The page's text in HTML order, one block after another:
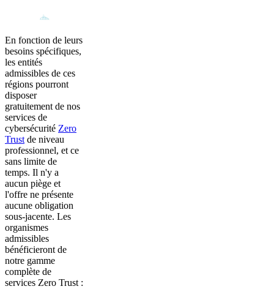
En fonction de leurs
besoins spécifiques,
les entités
admissibles de ces
régions pourront
disposer
gratuitement de nos
services de
cybersécurité Zero
Trust de niveau
professionnel, et ce
sans limite de
temps. Il n'y a
aucun piège et
l'offre ne présente
aucune obligation
sous-jacente. Les
organismes
admissibles
bénéficieront de
notre gamme
complète de
services Zero Trust :